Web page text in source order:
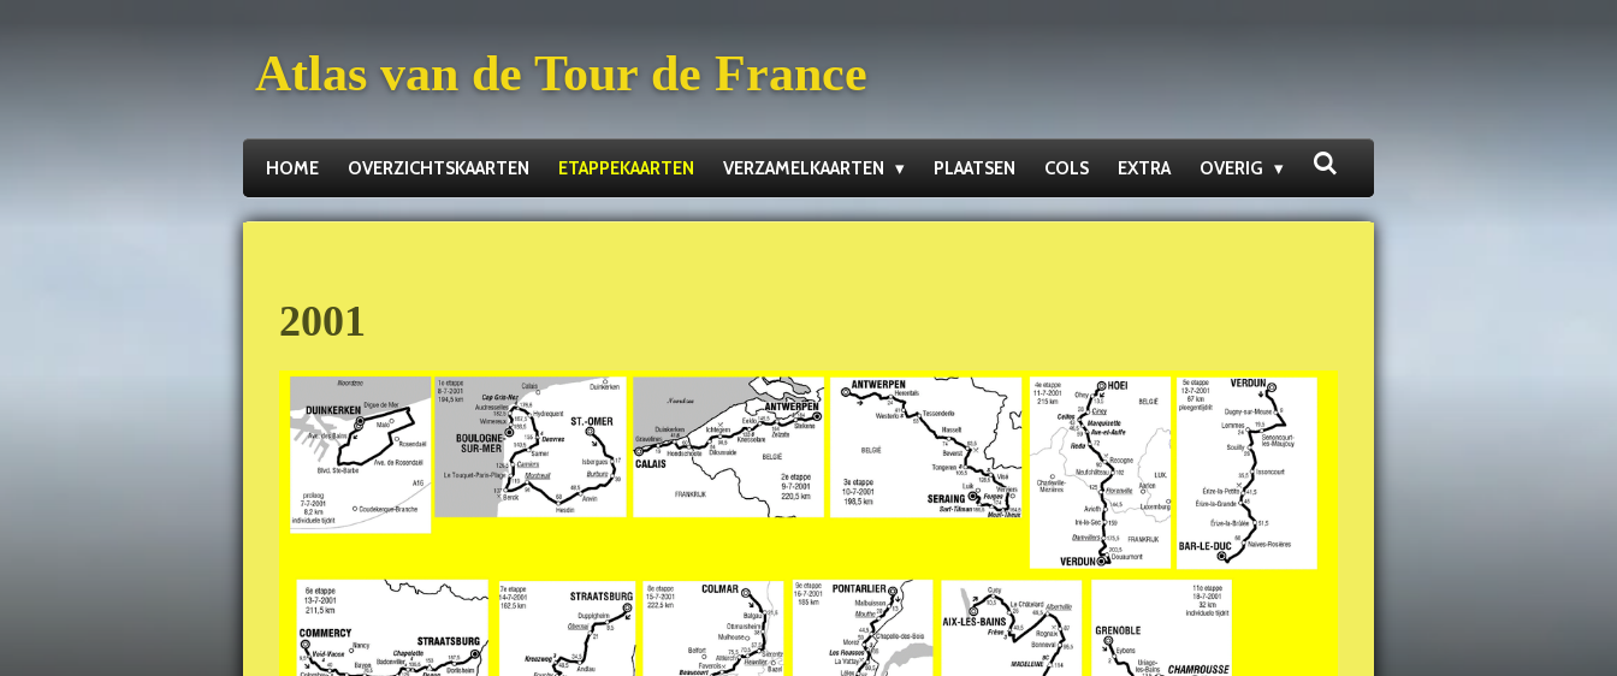
Atlas van de Tour de France
HOME OVERZICHTSKAARTEN ETAPPEKAARTEN VERZAMELKAARTEN PLAATSEN COLS EXTRA OVERIG
2001